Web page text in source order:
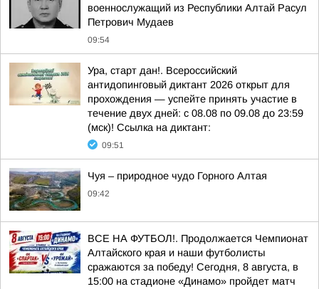
военнослужащий из Республики Алтай Расул
Петрович Мудаев
09:54
Ура, старт дан!. Всероссийский
антидопинговый диктант 2026 открыт для
прохождения — успейте принять участие в
течение двух дней: с 08.08 по 09.08 до 23:59
(мск)! Ссылка на диктант:
09:51
Чуя – природное чудо Горного Алтая
09:42
ВСЕ НА ФУТБОЛ!. Продолжается Чемпионат
Алтайского края и наши футболисты
сражаются за победу! Сегодня, 8 августа, в
15:00 на стадионе «Динамо» пройдет матч